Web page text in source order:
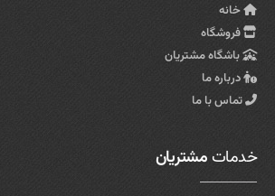
خانه
فروشگاه
باشگاه مشتریان
درباره ما
تماس با ما
خدمات مشتریان